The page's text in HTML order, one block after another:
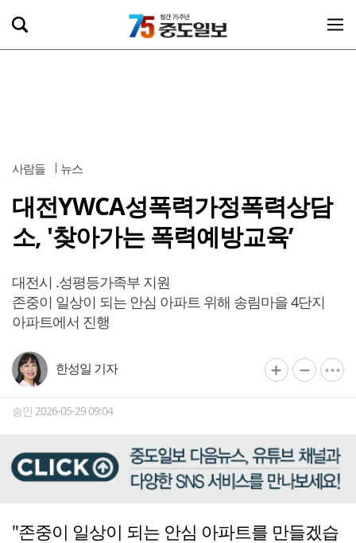
사람들 뉴스
대전YWCA성폭력가정폭력상담
소, '찾아가는 폭력예방교육’
대전시 .성평등가족부 지원
존중이 일상이 되는 안심 아파트 위해 송림마을 4단지
아파트에서 진행
한성일 기자
승인 2026-05-29 09:04
"존중이 일상이 되는 안심 아파트를 만들겠습